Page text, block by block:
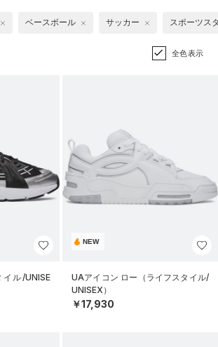
ベースボール サッカー スポーツス
全色表示
ル/UNISE
NEW
UAアイコン ロー（ライフスタイル/
UNISEX）
￥17,930